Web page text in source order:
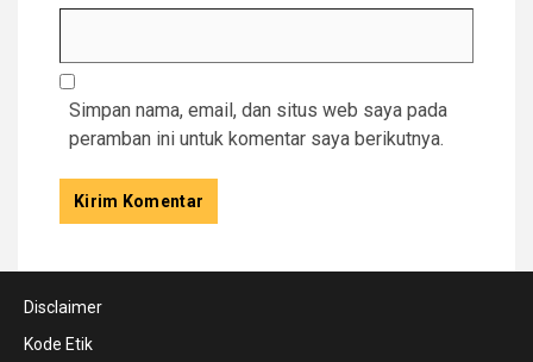
Simpan nama, email, dan situs web saya pada
peramban ini untuk komentar saya berikutnya.
Disclaimer
Kode Etik